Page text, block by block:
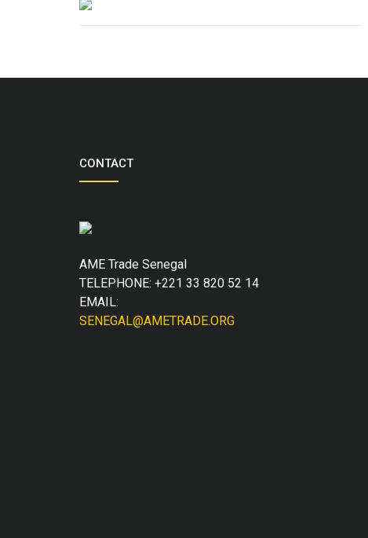
CONTACT
AME Trade Senegal
TELEPHONE: +221 33 820 52 14
EMAIL:
SENEGAL@AMETRADE.ORG